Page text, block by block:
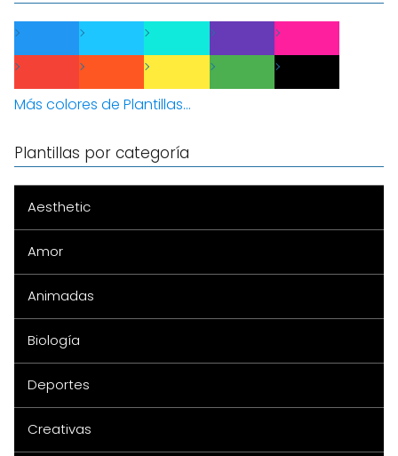
Más colores de Plantillas...
Plantillas por categoría
Aesthetic
Amor
Animadas
Biología
Deportes
Creativas